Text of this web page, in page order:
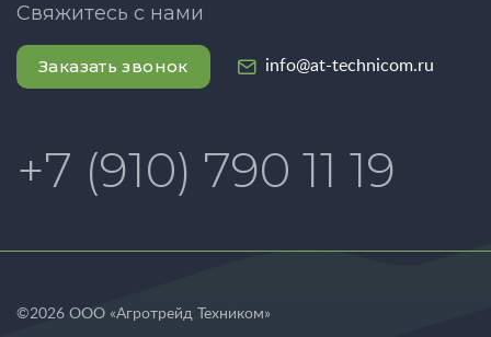
Свяжитесь с нами
Заказать звонок info@at-technicom.ru
+7 (910) 790 11 19
©2026 ООО «Агротрейд Техником»